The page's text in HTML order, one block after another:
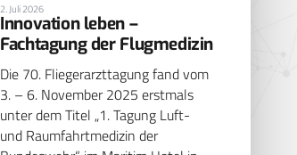
2. Juli 2026
Innovation leben –
Fachtagung der Flugmedizin
Die 70. Fliegerarzttagung fand vom
3. – 6. November 2025 erstmals
unter dem Titel „1. Tagung Luft-
und Raumfahrtmedizin der